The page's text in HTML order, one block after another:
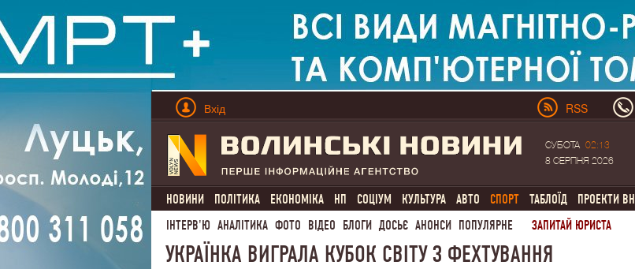
Вхід RSS
СУБОТА
02:13
8 СЕРПНЯ 2026
НОВИНИ ПОЛІТИКА ЕКОНОМІКА НП СОЦІУМ КУЛЬТУРА АВТО СПОРТ ТАБЛОЇД ПРОЕКТИ ВН
ІНТЕРВ'Ю АНАЛІТИКА ФОТО ВІДЕО БЛОГИ ДОСЬЄ АНОНСИ ПОПУЛЯРНЕ ЗАПИТАЙ ЮРИСТА
УКРАЇНКА ВИГРАЛА КУБОК СВІТУ З ФЕХТУВАННЯ